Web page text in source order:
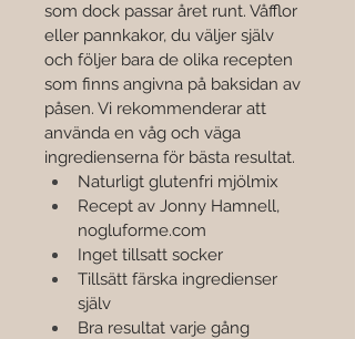
som dock passar året runt. Våfflor
eller pannkakor, du väljer själv
och följer bara de olika recepten
som finns angivna på baksidan av
påsen. Vi rekommenderar att
använda en våg och väga
ingredienserna för bästa resultat.
Naturligt glutenfri mjölmix
Recept av Jonny Hamnell,
nogluforme.com
Inget tillsatt socker
Tillsätt färska ingredienser
själv
Bra resultat varje gång